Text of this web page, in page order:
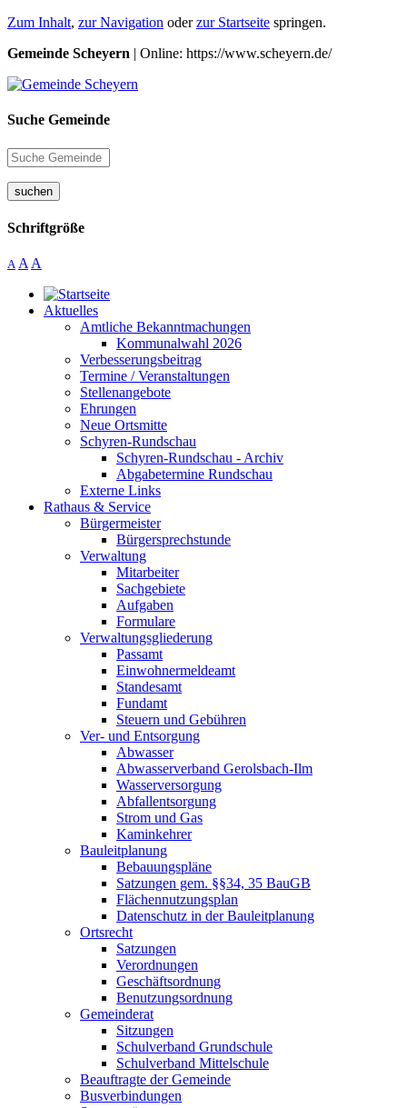
Zum Inhalt, zur Navigation oderzur Startseite springen.
Gemeinde Scheyern | Online: https://www.scheyern.de/
Suche Gemeinde
suchen
Schriftgröße
A A A
Aktuelles
Amtliche Bekanntmachungen
Kommunalwahl 2026
Verbesserungsbeitrag
Termine / Veranstaltungen
Stellenangebote
Ehrungen
Neue Ortsmitte
Schyren-Rundschau
Schyren-Rundschau - Archiv
Abgabetermine Rundschau
Externe Links
Rathaus & Service
Bürgermeister
Bürgersprechstunde
Verwaltung
Mitarbeiter
Sachgebiete
Aufgaben
Formulare
Verwaltungsgliederung
Passamt
Einwohnermeldeamt
Standesamt
Fundamt
Steuern und Gebühren
Ver- und Entsorgung
Abwasser
Abwasserverband Gerolsbach-Ilm
Wasserversorgung
Abfallentsorgung
Strom und Gas
Kaminkehrer
Bauleitplanung
Bebauungspläne
Satzungen gem. §§34, 35 BauGB
Flächennutzungsplan
Datenschutz in der Bauleitplanung
Ortsrecht
Satzungen
Verordnungen
Geschäftsordnung
Benutzungsordnung
Gemeinderat
Sitzungen
Schulverband Grundschule
Schulverband Mittelschule
Beauftragte der Gemeinde
Busverbindungen